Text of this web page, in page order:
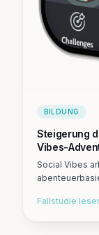
BILDUNG
Steigerung
Vibes-
Social Vibes
ersten Tag an
Fallstudie